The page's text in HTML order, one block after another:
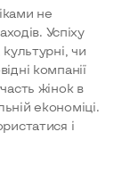
не
Успіху
чи
компанії
жінок в
економіці.
і